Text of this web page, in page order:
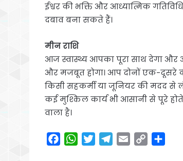
ईश्वर की भक्ति और आध्यात्मिक
दबाव बना सकते हैं।
मीन राशि
आज स्वास्थ्य आपका पूरा साथ देगा
और मजबूत होगा। आप दोनों एक-दूसरे
किसी सहकर्मी या जूनियर की मदद
कई मुश्किल कार्य भी आसानी से पूरे
वाला है।
W